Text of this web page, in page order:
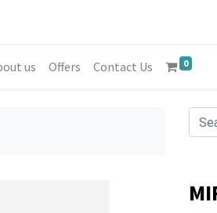
us Offers Contact Us 0